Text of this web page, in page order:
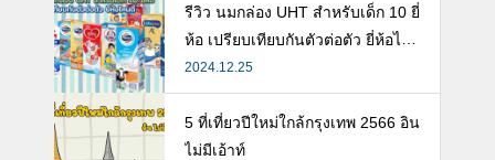
รีวิว นมกล่อง UHT สำหรับเด็ก 10 ยี่
ห้อ เปรียบเทียบกันตัวต่อตัว ยี่ห้อไห
นดี พร้อมแนะวิธีการเลือกนมกล่องใ
ห้ลูก
2024.12.25
5 ที่เที่ยวปีใหม่ใกล้กรุงเทพ 2566 อิน
ไม่มีเอ้าท์